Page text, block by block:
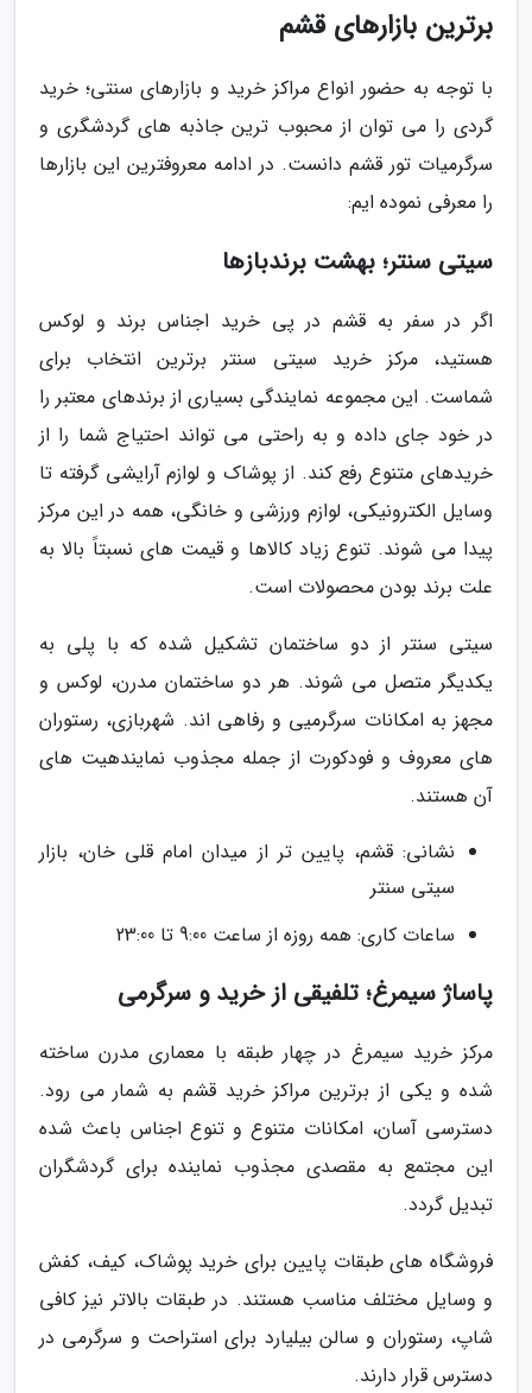
برترین بازارهای قشم
با توجه به حضور انواع مراکز خرید و بازارهای سنتی؛ خرید
گردی را می توان از محبوب ترین جاذبه های گردشگری و
سرگرمیات تور قشم دانست. در ادامه معروفترین این بازارها
را معرفی نموده ایم:
سیتی سنتر؛ بهشت برندبازها
اگر در سفر به قشم در پی خرید اجناس برند و لوکس
هستید، مرکز خرید سیتی سنتر برترین انتخاب برای
شماست. این مجموعه نمایندگی بسیاری از برندهای معتبر را
در خود جای داده و به راحتی می تواند احتیاج شما را از
خریدهای متنوع رفع کند. از پوشاک و لوازم آرایشی گرفته تا
وسایل الکترونیکی، لوازم ورزشی و خانگی، همه در این مرکز
پیدا می شوند. تنوع زیاد کالاها و قیمت های نسبتاً بالا به
علت برند بودن محصولات است.
سیتی سنتر از دو ساختمان تشکیل شده که با پلی به
یکدیگر متصل می شوند. هر دو ساختمان مدرن، لوکس و
مجهز به امکانات سرگرمیی و رفاهی اند. شهربازی، رستوران
های معروف و فودکورت از جمله مجذوب نمایندهیت های
آن هستند.
نشانی: قشم، پایین تر از میدان امام قلی خان، بازار
سیتی سنتر
ساعات کاری: همه روزه از ساعت 9:00 تا 23:00
پاساژ سیمرغ؛ تلفیقی از خرید و سرگرمی
مرکز خرید سیمرغ در چهار طبقه با معماری مدرن ساخته
شده و یکی از برترین مراکز خرید قشم به شمار می رود.
دسترسی آسان، امکانات متنوع و تنوع اجناس باعث شده
این مجتمع به مقصدی مجذوب نماینده برای گردشگران
تبدیل گردد.
فروشگاه های طبقات پایین برای خرید پوشاک، کیف، کفش
و وسایل مختلف مناسب هستند. در طبقات بالاتر نیز کافی
شاپ، رستوران و سالن بیلیارد برای استراحت و سرگرمی در
دسترس قرار دارند.